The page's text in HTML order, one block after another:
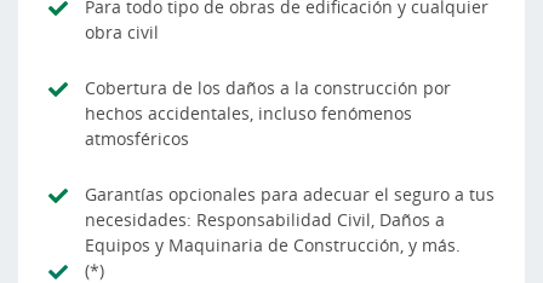
Para todo tipo de obras de edificación y cualquier
obra civil
Cobertura de los daños a la construcción por
hechos accidentales, incluso fenómenos
atmosféricos
Garantías opcionales para adecuar el seguro a tus
necesidades: Responsabilidad Civil, Daños a
Equipos y Maquinaria de Construcción, y más.
(*)